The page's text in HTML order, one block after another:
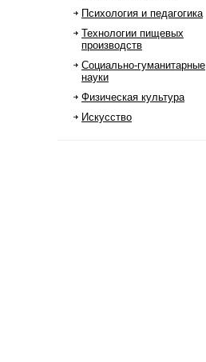
Психология и педагогика
Технологии пищевых
производств
Социально-гуманитарные
науки
Физическая культура
Искусство